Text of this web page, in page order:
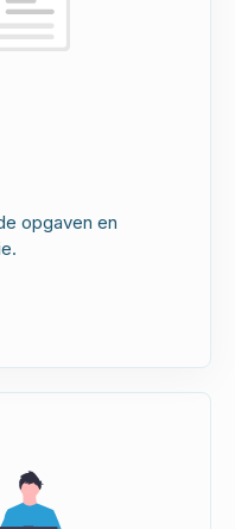
opgaven en